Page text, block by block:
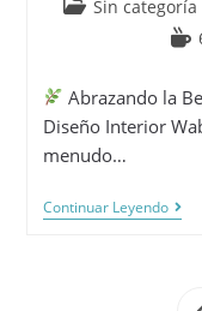
Sin categoría
Abrazando la
Diseño Interior
menudo…
Continuar Leyendo